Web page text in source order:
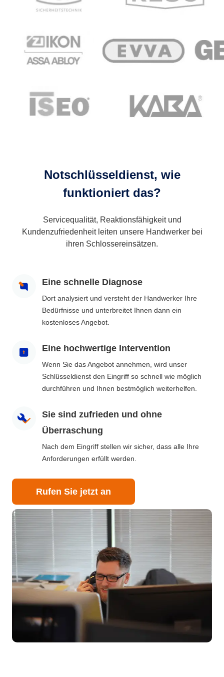
Notschlüsseldienst, wie
funktioniert das?
Servicequalität, Reaktionsfähigkeit und
Kundenzufriedenheit leiten unsere Handwerker bei
ihren Schlossereinsätzen.
Eine schnelle Diagnose
Dort analysiert und versteht der Handwerker Ihre
Bedürfnisse und unterbreitet Ihnen dann ein
kostenloses Angebot.
Eine hochwertige Intervention
Wenn Sie das Angebot annehmen, wird unser
Schlüsseldienst den Eingriff so schnell wie möglich
durchführen und Ihnen bestmöglich weiterhelfen.
Sie sind zufrieden und ohne
Überraschung
Nach dem Eingriff stellen wir sicher, dass alle Ihre
Anforderungen erfüllt werden.
Rufen Sie jetzt an